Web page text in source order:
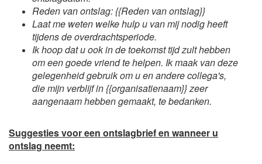
Reden van ontslag: {{Reden van ontslag}}
Laat me weten welke hulp u van mij nodig heeft
tijdens de overdrachtsperiode.
Ik hoop dat u ook in de toekomst tijd zult hebben
om een goede vriend te helpen. Ik maak van deze
gelegenheid gebruik om u en andere collega's,
die mijn verblijf in {{organisatienaam}} zeer
aangenaam hebben gemaakt, te bedanken.
Suggesties voor een ontslagbrief en wanneer u
ontslag neemt: